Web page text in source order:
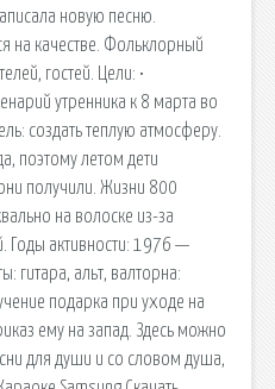
новую песню.
на качестве. Фольклорный
гостей. Цели: •
утренника к 8 марта во
создать теплую атмосферу.
поэтому летом дети
получили. Жизни 800
на волоске из-за
Годы активности: 1976 —
гитара, альт, валторна:
подарка при уходе на
ему на запад. Здесь можно
для души и со словом душа,